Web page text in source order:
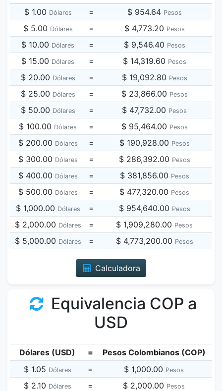
$ 1.00 Dólares = $ 954.64 Pesos
$ 5.00 Dólares = $ 4,773.20 Pesos
$ 10.00 Dólares = $ 9,546.40 Pesos
$ 15.00 Dólares = $ 14,319.60 Pesos
$ 20.00 Dólares = $ 19,092.80 Pesos
$ 25.00 Dólares = $ 23,866.00 Pesos
$ 50.00 Dólares = $ 47,732.00 Pesos
$ 100.00 Dólares = $ 95,464.00 Pesos
$ 200.00 Dólares = $ 190,928.00 Pesos
$ 300.00 Dólares = $ 286,392.00 Pesos
$ 400.00 Dólares = $ 381,856.00 Pesos
$ 500.00 Dólares = $ 477,320.00 Pesos
$ 1,000.00 Dólares = $ 954,640.00 Pesos
$ 2,000.00 Dólares = $ 1,909,280.00 Pesos
$ 5,000.00 Dólares = $ 4,773,200.00 Pesos
Calculadora
Equivalencia COP a
USD
Dólares (USD) =
Pesos Colombianos (COP)
$ 1.05 Dólares = $ 1,000.00 Pesos
$ 2.10 Dólares = $ 2,000.00 Pesos